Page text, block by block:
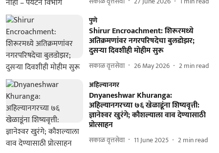
पुणे
Shirur Encroachment: शिरूरमध्ये
अतिक्रमणांवर नगरपरिषदेचा बुलडोझर;
दुसऱ्या दिवशीही मोहीम सुरू
सकाळ वृत्तसेवा 26 May 2026 2min read
अहिल्यानगर
Dnyaneshwar Khuranga:
अहिल्यानगरच्या ७६ खेळाडूंना शिष्यवृत्ती:
ज्ञानेश्‍वर खुरंगे; कौशल्याला वाव देण्यासाठी
प्रोत्साहन
सकाळ वृत्तसेवा 11 June 2025 2min read